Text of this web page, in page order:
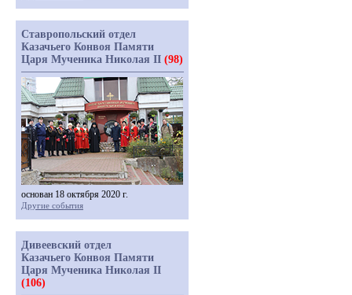
Ставропольский отдел
Казачьего Конвоя Памяти
Царя Мученика Николая II (98)
основан 18 октября 2020 г.
Другие события
Дивеевский отдел
Казачьего Конвоя Памяти
Царя Мученика Николая II
(106)